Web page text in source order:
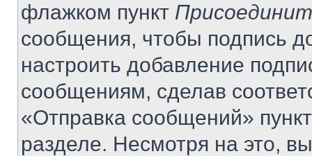
флажком пункт
сообщения, чтобы подпись
настроить добавление
сообщениям, сделав
«Отправка сообщений»
разделе. Несмотря на это,